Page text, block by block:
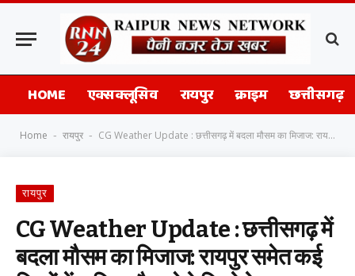
HOME एक्सक्लूसिव रायपुर क्राइम छत्तीसगढ़
Home - रायपुर - CG Weather Update : छत्तीसगढ़ में बदला मौसम का मिजाज: रायपुर समेत कई जिलों में बारिश और ओले गिरने के आसार
रायपुर
CG Weather Update : छत्तीसगढ़ में
बदला मौसम का मिजाज: रायपुर समेत कई